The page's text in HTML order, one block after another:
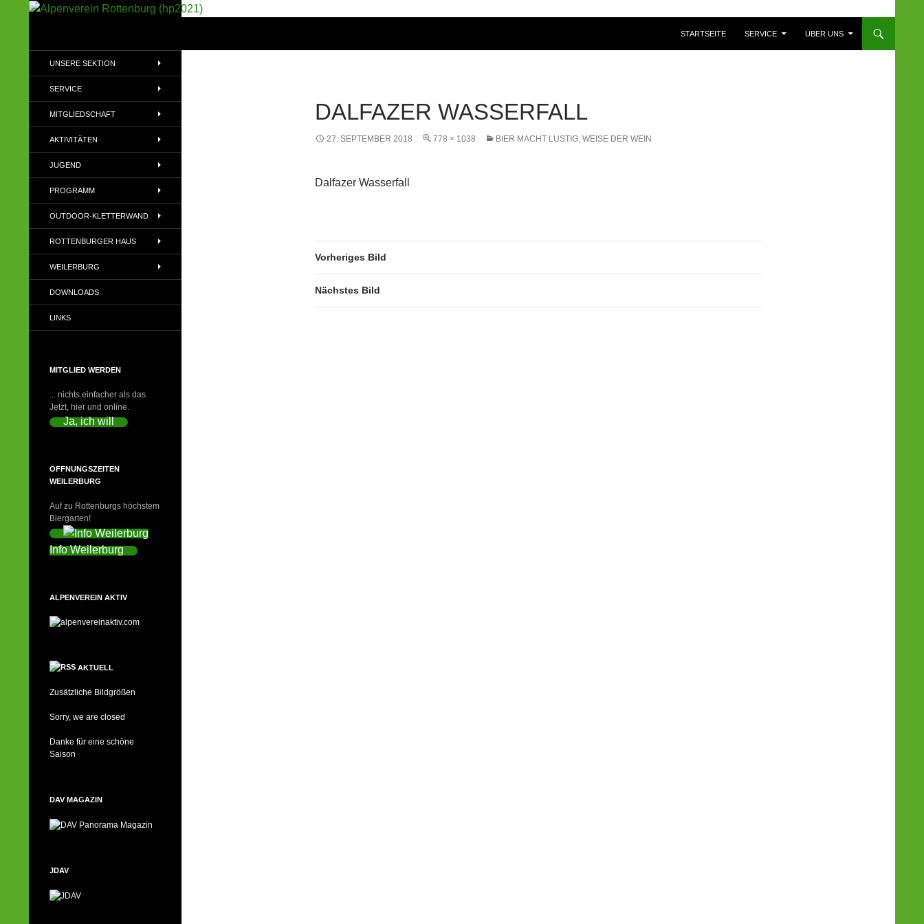
STARTSEITE
SERVICE ÜBER UNS
DALFAZER WASSERFALL
27. SEPTEMBER 2018 778 × 1038 BIER MACHT LUSTIG, WEISE DER WEIN
Dalfazer Wasserfall
Vorheriges Bild
Nächstes Bild
(DAV)
UNSERE SEKTION
SERVICE
MITGLIEDSCHAFT
AKTIVITÄTEN
JUGEND
PROGRAMM
OUTDOOR-KLETTERWAND
ROTTENBURGER HAUS
WEILERBURG
DOWNLOADS
LINKS
MITGLIED WERDEN
... nichts einfacher als das.
Jetzt, hier und online.
Ja, ich will
ÖFFNUNGSZEITEN
WEILERBURG
Auf zu Rottenburgs höchstem
Biergarten!
Info Weilerburg
ALPENVEREIN AKTIV
AKTUELL
Zusätzliche Bildgrößen
Sorry, we are closed
Danke für eine schöne
Saison
DAV MAGAZIN
JDAV